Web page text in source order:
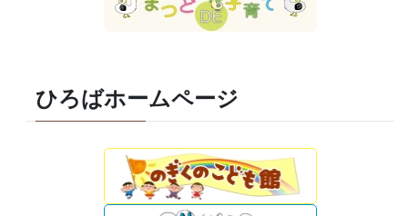
ひろばホームページ